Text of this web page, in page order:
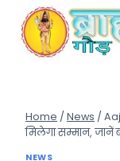
content
Home / News /
मिलेगा सम्मान, जानें
NEWS